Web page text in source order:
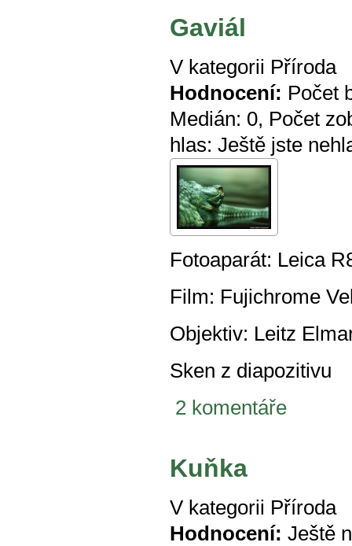
Gaviál
V kategorii Příroda
Hodnocení: Počet
Medián: 0, Počet
hlas: Ještě jste
Fotoaparát: Leica
Film: Fujichrome
Objektiv: Leitz
Sken z diapozitivu
2 komentáře
Kuňka
V kategorii Příroda
Hodnocení: Ještě